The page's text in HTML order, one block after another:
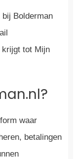
Bolderman
krijgt tot Mijn
waar
betalingen